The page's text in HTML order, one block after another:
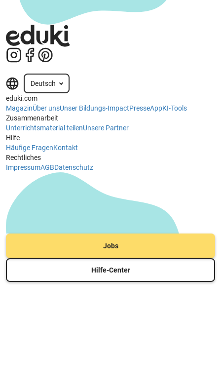
Deutsch
eduki.com
MagazinÜber unsUnser Bildungs-ImpactPresseAppKI-Tools
Zusammenarbeit
Unterrichtsmaterial teilenUnsere Partner
Hilfe
Häufige FragenKontakt
Rechtliches
ImpressumAGBDatenschutz
Jobs
Hilfe-Center